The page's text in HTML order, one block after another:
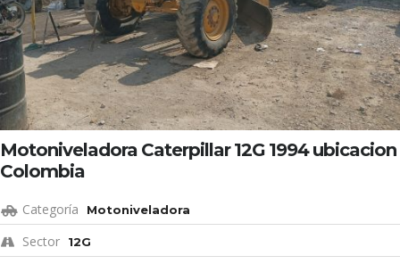
Motoniveladora Caterpillar 12G 1994 ubicacion
Colombia
Categoría Motoniveladora
Sector 12G